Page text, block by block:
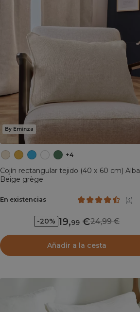
By Eminza
+4
Cojín rectangular tejido (40 x 60 cm) Alba
Beige grège
En existencias (3)
-20% 19,99 24,99
Añadir a la cesta